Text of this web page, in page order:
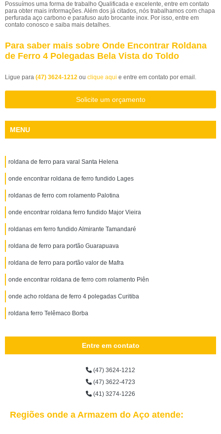
Possuímos uma forma de trabalho Qualificada e excelente, entre em contato
para obter mais informações. Além dos já citados, nós trabalhamos com chapa
perfurada aço carbono e parafuso auto brocante inox. Por isso, entre em
contato conosco e saiba mais detalhes.
Para saber mais sobre Onde Encontrar Roldana
de Ferro 4 Polegadas Bela Vista do Toldo
Ligue para (47) 3624-1212 ou clique aqui e entre em contato por email.
Solicite um orçamento
MENU
roldana de ferro para varal Santa Helena
onde encontrar roldana de ferro fundido Lages
roldanas de ferro com rolamento Palotina
onde encontrar roldana ferro fundido Major Vieira
roldanas em ferro fundido Almirante Tamandaré
roldana de ferro para portão Guarapuava
roldana de ferro para portão valor de Mafra
onde encontrar roldana de ferro com rolamento Piên
onde acho roldana de ferro 4 polegadas Curitiba
roldana ferro Telêmaco Borba
Entre em contato
(47) 3624-1212
(47) 3622-4723
(41) 3274-1226
Regiões onde a Armazem do Aço atende: